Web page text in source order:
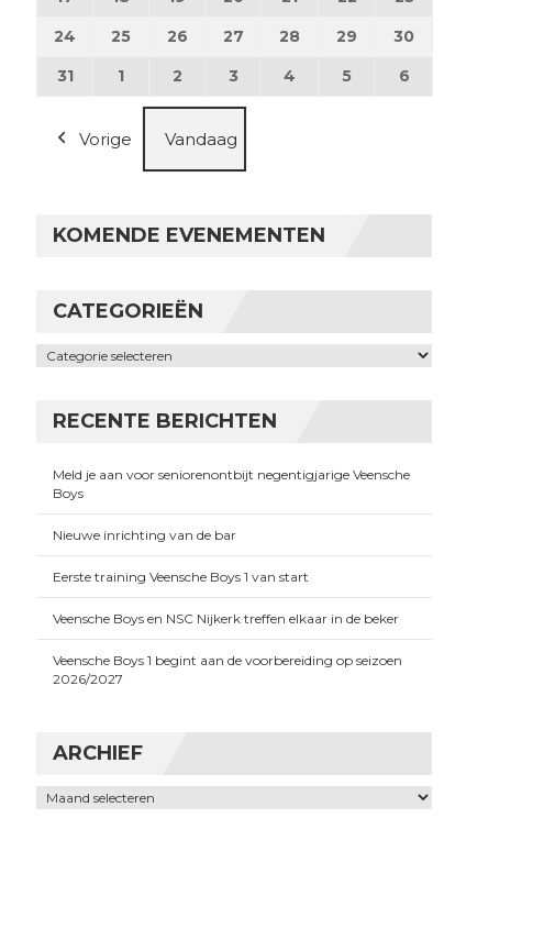
24 24 augustus 2026
25 25 augustus 2026
26 26 augustus 2026
27 27 augustus 2026
28 28 augustus 2026
29 29 augustus 2026
30
3131 augustus 2026
1 1 september 2026
2 2 september 2026
3 3 september 2026
4 4 september 2026
5 5 september 2026
6
Vorige Vandaag
KOMENDE EVENEMENTEN
CATEGORIEËN
Categorieën
RECENTE BERICHTEN
Meld je aan voor seniorenontbijt negentigjarige Veensche
Boys
Nieuwe inrichting van de bar
Eerste training Veensche Boys 1 van start
Veensche Boys en NSC Nijkerk treffen elkaar in de beker
Veensche Boys 1 begint aan de voorbereiding op seizoen
2026/2027
ARCHIEF
Archief